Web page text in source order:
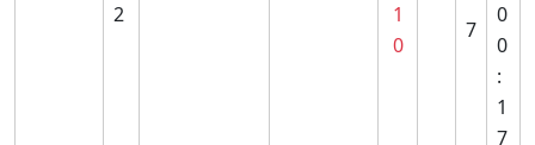
2
1
0
7
0
0
:
1
7